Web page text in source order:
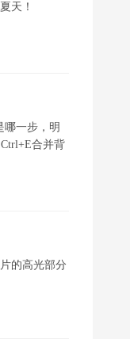
天！
哪一步，明
合并背
的高光部分